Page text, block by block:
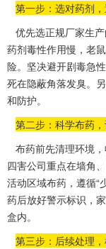
第一步：选对药剂
优先选正规厂家生
药剂毒性作用慢，老
险。坚决避开剧毒急
死在隐蔽角落发臭。
和防护。
第二步：科学布药
布药前先清理环境
四害公司重点在墙角
活动区域布药，遵循“
药后放好警示标识，
盒内。
第三步：后续处理